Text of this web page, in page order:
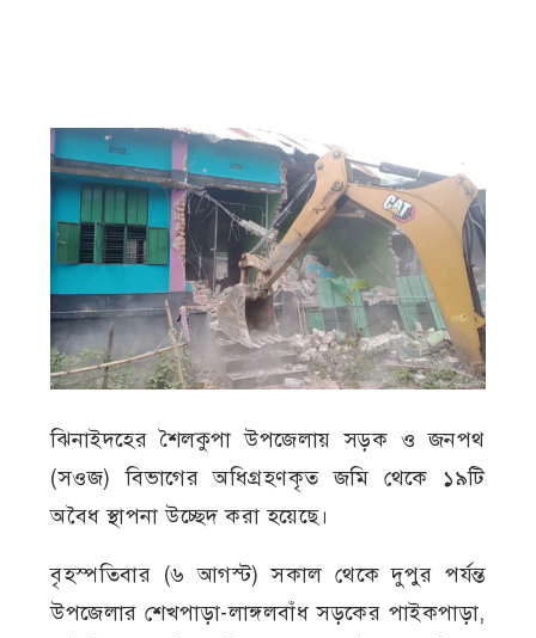
ঝিনাইদহের শৈলকুপা উপজেলায় সড়ক ও জনপথ
(সওজ) বিভাগের অধিগ্রহণকৃত জমি থেকে ১৯টি
অবৈধ স্থাপনা উচ্ছেদ করা হয়েছে।
বৃহস্পতিবার (৬ আগস্ট) সকাল থেকে দুপুর পর্যন্ত
উপজেলার শেখপাড়া-লাঙ্গলবাঁধ সড়কের পাইকপাড়া,